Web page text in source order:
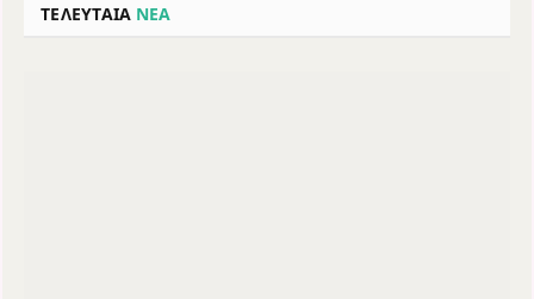
ΤΕΛΕΥΤΑΙΑ ΝΕΑ